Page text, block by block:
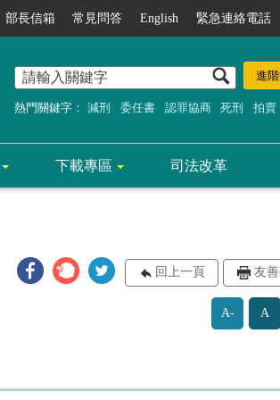
部長信箱 常見問答 English 緊急連絡電話
熱門關鍵字： 減刑 委任書 認罪協商 死刑 拍賣
下載專區 司法改革
回上一頁 友
A- A